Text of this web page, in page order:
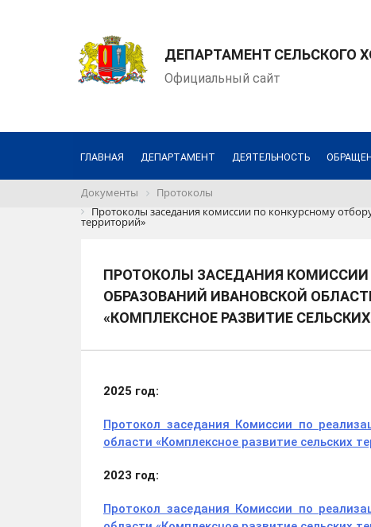
ДЕПАРТАМЕНТ СЕЛЬСКОГО
Официальный сайт
ГЛАВНАЯ ДЕПАРТАМЕНТ ДЕЯТЕЛЬНОСТЬ
Документы
Протоколы
Протоколы заседания комиссии по конкурсному
территорий»
ПРОТОКОЛЫ ЗАСЕДАНИЯ
ОБРАЗОВАНИЙ ИВАНОВСКОЙ
«КОМПЛЕКСНОЕ РАЗВИТИЕ
2025 год:
Протокол заседания Комиссии по
области «Комплексное развитие сельских
2023 год:
Протокол заседания Комиссии по